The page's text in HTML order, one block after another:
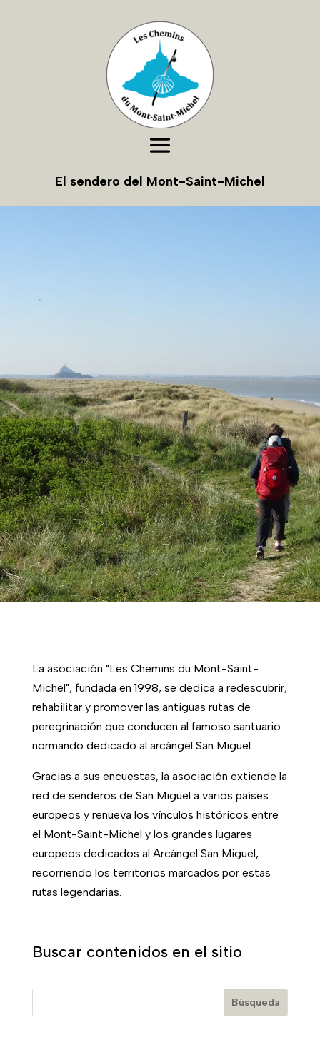
El sendero del Mont-Saint-Michel
La asociación "Les Chemins du Mont-Saint-
Michel", fundada en 1998, se dedica a redescubrir,
rehabilitar y promover las antiguas rutas de
peregrinación que conducen al famoso santuario
normando dedicado al arcángel San Miguel.
Gracias a sus encuestas, la asociación extiende la
red de senderos de San Miguel a varios países
europeos y renueva los vínculos históricos entre
el Mont-Saint-Michel y los grandes lugares
europeos dedicados al Arcángel San Miguel,
recorriendo los territorios marcados por estas
rutas legendarias.
Buscar contenidos en el sitio